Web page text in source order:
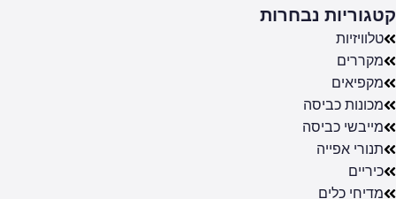
קטגוריות נבחרות
טלוויזיות
מקררים
מקפיאים
מכונות כביסה
מייבשי כביסה
תנורי אפייה
כיריים
מדיחי כלים